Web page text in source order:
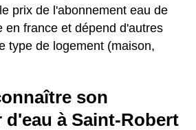
prix de l'abonnement eau de
en france et dépend d'autres
type de logement (maison,
son
à Saint-Robert